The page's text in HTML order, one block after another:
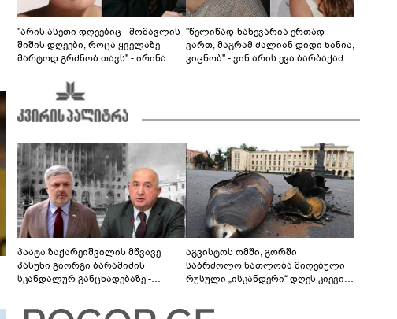
"არის ასეთი დღეებიც - მომავლის
შიშის დღეები, როცა ყველაზე
მარტოდ გრძნობ თავს" - ირინა
"წელიწად-ნახევარია ერთად
ვართ, მაგრამ ძალიან დიდი ხანია,
ვიცნობ" - ვინ არის ევა ბარბაქაძის
პაატა ზაქარეიშვილის მწვავე
პასუხი გიორგი ბარამიძის
სკანდალურ განცხადებაზე -
აგვისტოს ომში, გორში
საბრძოლო ნათლობა მიღებული
რუსული „ისკანდერი“ დღეს კიევის